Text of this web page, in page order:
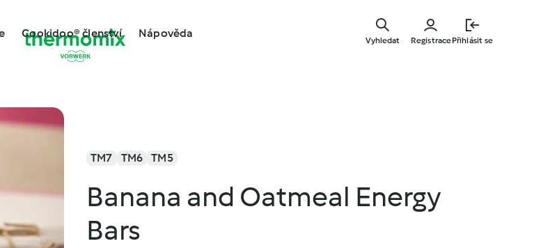
hlavnímu
Cookidoo® členství Nápověda
RegistracePřihlásit se
Vyhledat
TM7 TM6 TM5
Banana and Oatmeal Energy
Bars